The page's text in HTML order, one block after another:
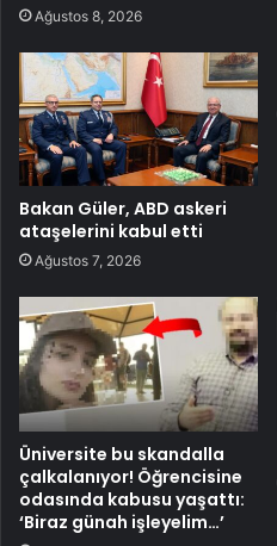
Ağustos 8, 2026
Bakan Güler, ABD askeri
ataşelerini kabul etti
Ağustos 7, 2026
Üniversite bu skandalla
çalkalanıyor! Öğrencisine
odasında kabusu yaşattı:
‘Biraz günah işleyelim…’